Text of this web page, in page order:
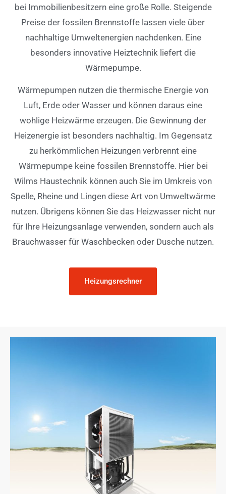
bei Immobilienbesitzern eine große Rolle. Steigende
Preise der fossilen Brennstoffe lassen viele über
nachhaltige Umweltenergien nachdenken. Eine
besonders innovative Heiztechnik liefert die
Wärmepumpe.
Wärmepumpen nutzen die thermische Energie von
Luft, Erde oder Wasser und können daraus eine
wohlige Heizwärme erzeugen. Die Gewinnung der
Heizenergie ist besonders nachhaltig. Im Gegensatz
zu herkömmlichen Heizungen verbrennt eine
Wärmepumpe keine fossilen Brennstoffe. Hier bei
Wilms Haustechnik können auch Sie im Umkreis von
Spelle, Rheine und Lingen diese Art von Umweltwärme
nutzen. Übrigens können Sie das Heizwasser nicht nur
für Ihre Heizungsanlage verwenden, sondern auch als
Brauchwasser für Waschbecken oder Dusche nutzen.
Heizungsrechner